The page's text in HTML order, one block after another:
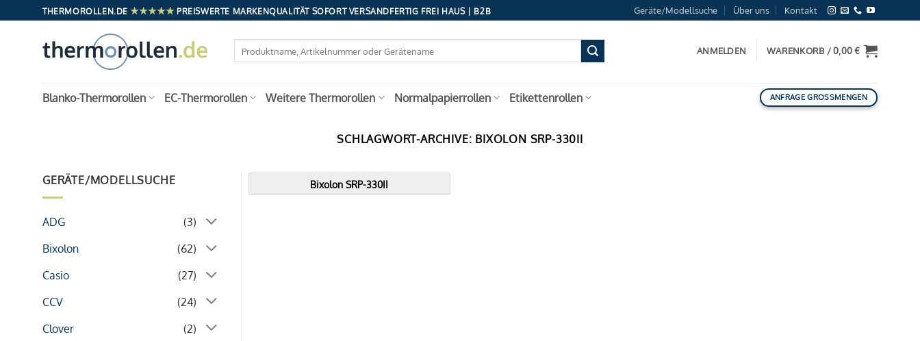
Inhalt
THERMOROLLEN.DE ★★★★★ PREISWERTE MARKENQUALITÄT SOFORT VERSANDFERTIG FREI HAUS | B2B Geräte/Modellsuche Über uns Kontakt
nach:
ANMELDEN WARENKORB /0,00€
Blanko-Thermorollen EC-Thermorollen Weitere Thermorollen Normalpapierrollen Etikettenrollen ANFRAGE GROSSMENGEN
SCHLAGWORT-ARCHIVE: BIXOLON SRP-330II
GERÄTE/MODELLSUCHE
ADG
(3)
Bixolon
(62)
Casio
(27)
CCV
(24)
Clover
(2)
Bixolon SRP-330II